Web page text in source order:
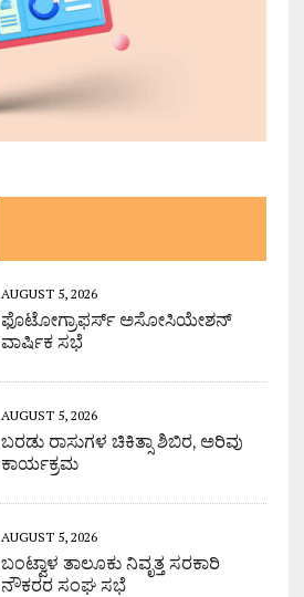
AUGUST 5, 2026
ಫೊಟೋಗ್ರಾಫರ್ಸ್ ಅಸೋಸಿಯೇಶನ್
ವಾರ್ಷಿಕ ಸಭೆ
AUGUST 5, 2026
ಬರಡು ರಾಸುಗಳ ಚಿಕಿತ್ಸಾ ಶಿಬಿರ, ಅರಿವು
ಕಾರ್ಯಕ್ರಮ
AUGUST 5, 2026
ಬಂಟ್ವಾಳ ತಾಲೂಕು ನಿವೃತ್ತ ಸರಕಾರಿ
ನೌಕರರ ಸಂಘ ಸಭೆ